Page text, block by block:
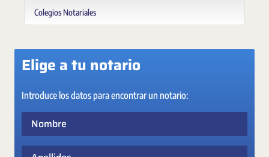
Colegios Notariales
Elige a tu notario
Introduce los datos para encontrar un notario:
Apellidos